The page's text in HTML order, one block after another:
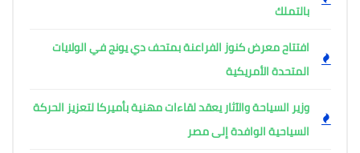
بالتملك
افتتاح معرض كنوز الفراعنة بمتحف دي يونج في الولايات
المتحدة الأمريكية
وزير السياحة والآثار يعقد لقاءات مهنية بأميركا لتعزيز الحركة
السياحية الوافدة إلى مصر